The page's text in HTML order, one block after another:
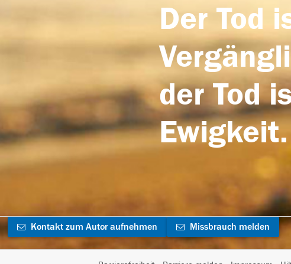
Der Tod
der Tod
Ewigkeit.
Kontakt zum Autor aufnehmen Missbrauch melden